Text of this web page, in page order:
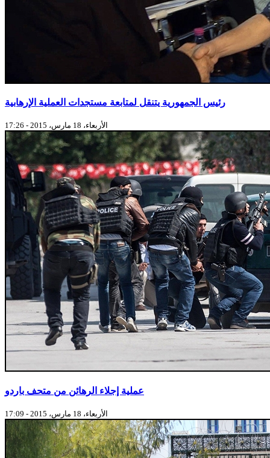
رئيس الجمهورية يتنقل لمتابعة مستجدات العملية الإرهابية
الأربعاء، 18 مارس، 2015 - 17:26
عملية إجلاء الرهائن من متحف باردو
الأربعاء، 18 مارس، 2015 - 17:09